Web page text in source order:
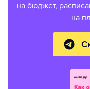
на бюджет,
на